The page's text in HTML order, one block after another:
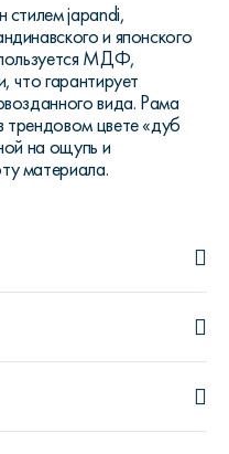
стилем japandi,
и японского
МДФ,
что гарантирует
вида. Рама
цвете «дуб
на ощупь и
материала.